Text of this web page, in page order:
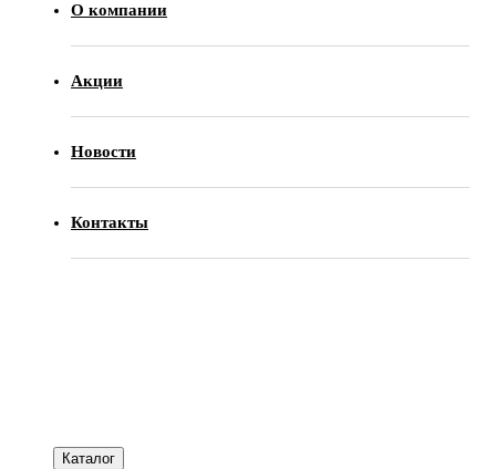
О компании
Акции
Новости
Контакты
Каталог